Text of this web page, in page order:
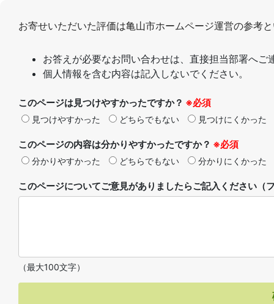
お寄せいただいた評価は亀山市ホームページ運営の参考
お答えが必要なお問い合わせは、直接担当部署へご
個人情報を含む内容は記入しないでください。
このページは見つけやすかったですか？ ※必須
見つけやすかった どちらでもない 見つけにくかった
このページの内容は分かりやすかったですか？ ※必須
分かりやすかった どちらでもない 分かりにくかった
このページについてご意見がありましたらご記入ください
（最大100文字）